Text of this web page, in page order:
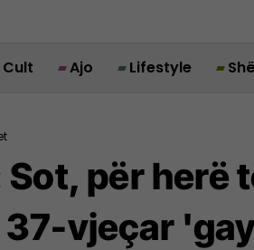
Cult Ajo Lifestyle
për herë
37-vjeçar